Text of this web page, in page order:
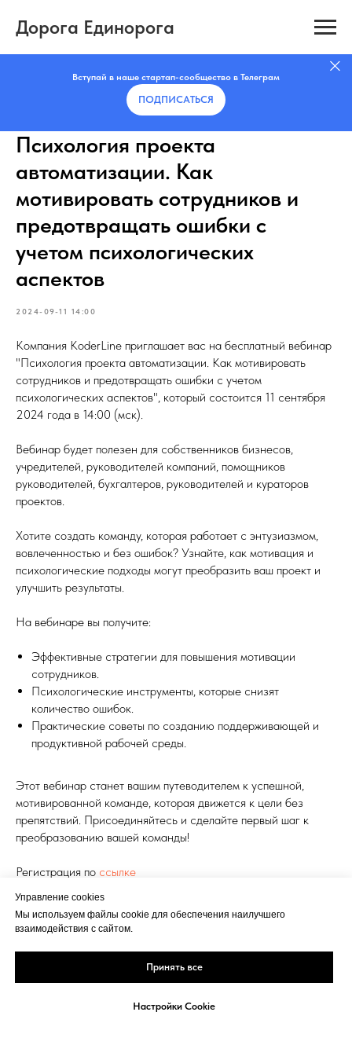
Дорога Единорога
Вступай в наше стартап-сообщество в Телеграм
ПОДПИСАТЬCЯ
Психология проекта
автоматизации. Как
мотивировать сотрудников и
предотвращать ошибки с
учетом психологических
аспектов
2024-09-11 14:00
Компания KoderLine приглашает вас на бесплатный вебинар
"Психология проекта автоматизации. Как мотивировать
сотрудников и предотвращать ошибки с учетом
психологических аспектов", который состоится 11 сентября
2024 года в 14:00 (мск).
Вебинар будет полезен для собственников бизнесов,
учредителей, руководителей компаний, помощников
руководителей, бухгалтеров, руководителей и кураторов
проектов.
Хотите создать команду, которая работает с энтузиазмом,
вовлеченностью и без ошибок? Узнайте, как мотивация и
психологические подходы могут преобразить ваш проект и
улучшить результаты.
На вебинаре вы получите:
Эффективные стратегии для повышения мотивации
сотрудников.
Психологические инструменты, которые снизят
количество ошибок.
Практические советы по созданию поддерживающей и
продуктивной рабочей среды.
Этот вебинар станет вашим путеводителем к успешной,
мотивированной команде, которая движется к цели без
препятствий. Присоединяйтесь и сделайте первый шаг к
преобразованию вашей команды!
Регистрация по ссылке
МЕНЕДЖМЕНТ И ВОПРОСЫ УПРАВЛЕНИЯ
Управление cookies
Мы используем файлы cookie для обеспечения наилучшего
взаимодействия с сайтом.
Принять все
Настройки Cookie